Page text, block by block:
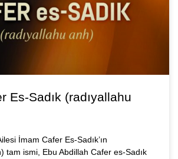
Es-Sadık (radıyallahu
İmam Cafer Es-Sadık’ın
tam ismi, Ebu Abdillah Cafer es-Sadık